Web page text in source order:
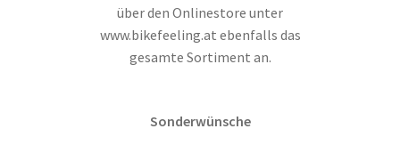
über den Onlinestore unter
www.bikefeeling.at ebenfalls das
gesamte Sortiment an.
Sonderwünsche